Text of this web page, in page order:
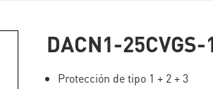
DACN1-
Protección de tipo 1 + 2 + 3